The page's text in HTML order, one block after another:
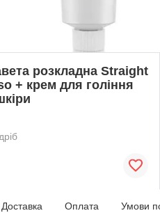
розкладна Straight
+ крем для гоління
Доставка Оплата Умови